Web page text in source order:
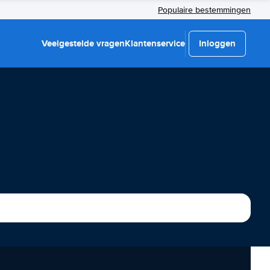
Populaire bestemmingen
Veelgestelde vragenKlantenservice Inloggen